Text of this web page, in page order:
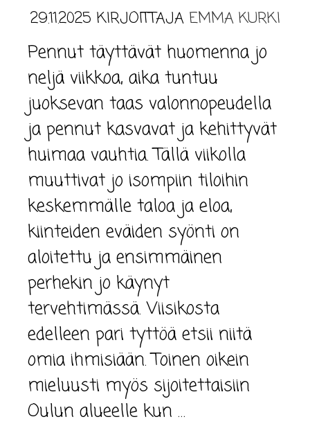
29.11.2025 KIRJOITTAJA EMMA KURKI
Pennut täyttävät huomenna jo
neljä viikkoa, aika tuntuu
juoksevan taas valonnopeudella
ja pennut kasvavat ja kehittyvät
huimaa vauhtia. Tällä viikolla
muuttivat jo isompiin tiloihin
keskemmälle taloa ja eloa,
kiinteiden eväiden syönti on
aloitettu ja ensimmäinen
perhekin jo käynyt
tervehtimässä. Viisikosta
edelleen pari tyttöä etsii niitä
omia ihmisiään. Toinen oikein
mieluusti myös sijoitettaisiin
Oulun alueelle kun …